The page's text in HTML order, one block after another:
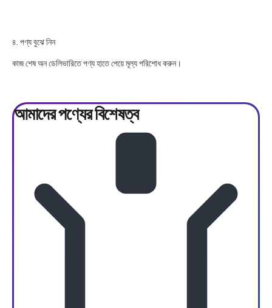
৪. পণ্য বুঝে নিন
কাজ শেষ অন ডেলিভারিতে পণ্য হাতে পেয়ে মূল্য পরিশোধ করুন।
আমাদের পণ্যেরবিশেষত্ব